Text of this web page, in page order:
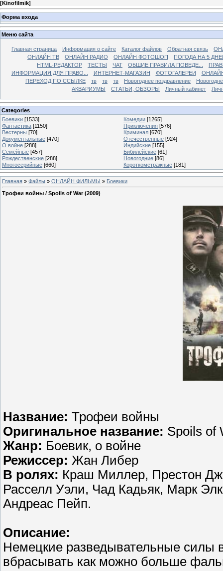
[Kinofilmik]
Форма входа
Меню сайта
Главная страница Информация о сайте Каталог файлов Обратная связь
ОНЛАЙН ТВ
ОНЛАЙН РАДИО ОНЛАЙН ФОТОШОП
ПОГОДА НА 5
HTML-РЕДАКТОР
ТЕСТЫ ЧАТ ОБЩИЕ ПРАВИЛА ПОВЕДЕ...
ИНФОРМАЦИЯ ДЛЯ ПРАВО...
ИНТЕРНЕТ-МАГАЗИН ФОТОГАЛЕРЕИ
ПЕРЕХОД ПО ССЫЛКЕ
тв тв тв Новогоднее поздравление
АКВАРИУМЫ
СТАТЬИ, ОБЗОРЫ Личный кабинет
Categories
Боевики [1533] Комедии [1265]
Фантастика [1150] Приключения [576]
Вестерны [70] Криминал [670]
Документальные [470] Отечественные [924]
О войне [288] Индийские [155]
Семейные [457] Бибилейские [61]
Рождественские [288] Новогодние [86]
Многосерийные [660] Короткометражные [181]
Главная » Файлы » ОНЛАЙН ФИЛЬМЫ » Боевики
Трофеи войны / Spoils of War (2009)
Название: Трофеи войны
Оригинальное название: Spoils of
Жанр: Боевик, о войне
Режиссер: Жан Либер
В ролях: Краш Миллер, Престон
Расселл Уэли, Чад Кадьяк, Марк
Андреас Пейп.
Описание:
Немецкие разведывательные силы
вбрасывать как можно больше